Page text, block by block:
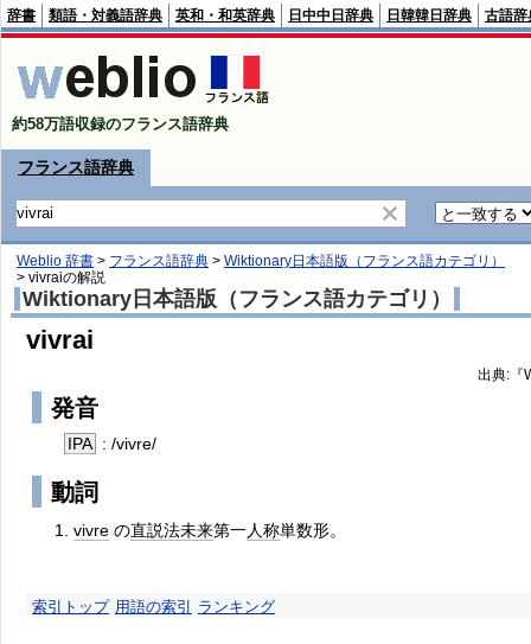
辞書 類語・対義語辞典 英和・和英辞典 日中中日辞典 日韓韓日辞典 古語辞
約58万語収録のフランス語辞典
フランス語辞典
Weblio 辞書 > フランス語辞典 > Wiktionary日本語版（フランス語カテゴリ）
> vivraiの解説
Wiktionary日本語版（フランス語カテゴリ）
vivrai
出典:『
発音
IPA : /vivre/
動詞
vivre の直説法未来第一人称単数形。
索引トップ 用語の索引 ランキング